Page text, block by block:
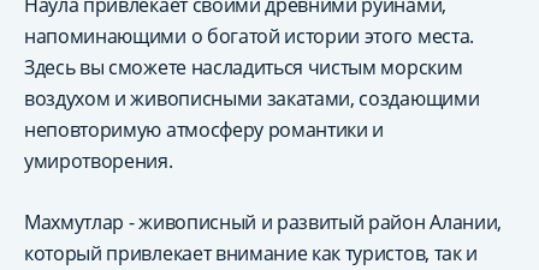
напоминающими о богатой истории этого места.
Здесь вы сможете насладиться чистым морским
воздухом и живописными закатами, создающими
неповторимую атмосферу романтики и
умиротворения.
Махмутлар - живописный и развитый район Алании,
который привлекает внимание как туристов, так и